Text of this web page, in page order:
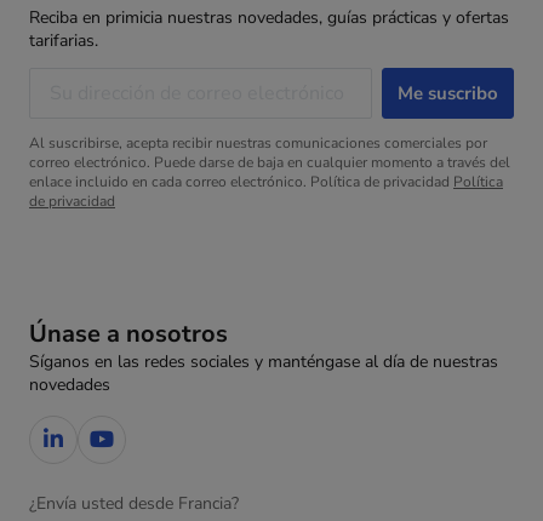
Únase a nosotros
Síganos en las redes sociales y manténgase al día de nuestras
novedades
¿Envía usted desde Francia?
Reciba en primicia nuestras novedades, guías prácticas y ofertas
tarifarias.
Al suscribirse, acepta recibir nuestras comunicaciones comerciales por
correo electrónico. Puede darse de baja en cualquier momento a través del
enlace incluido en cada correo electrónico. Política de privacidad Política
de privacidad